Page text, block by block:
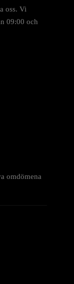
oss. Vi
09:00 och
omdömena